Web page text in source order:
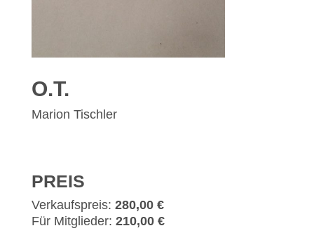
O.T.
Marion Tischler
PREIS
Verkaufspreis: 280,00 €
Für Mitglieder: 210,00 €